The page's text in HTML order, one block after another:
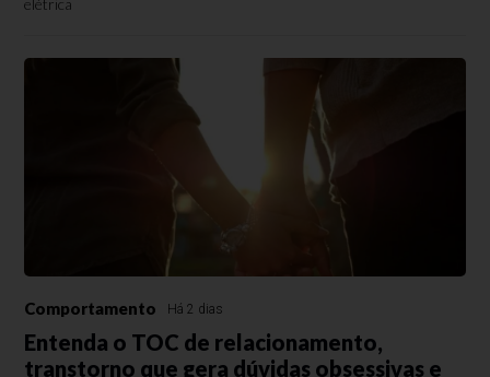
elétrica
Comportamento Há 2 dias
Entenda o TOC de relacionamento,
transtorno que gera dúvidas obsessivas e